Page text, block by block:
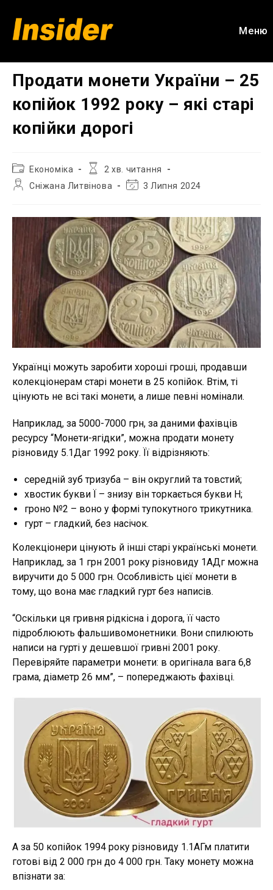
вмісту
Меню
Продати монети України – 25
копійок 1992 року – які старі
копійки дорогі
Категорія
запису:
Економіка
Час
2 хв. читання
АвторСніжана Литвінова
Остання3 Липня 2024
Українці можуть заробити хороші гроші, продавши
колекціонерам старі монети в 25 копійок. Втім, ті
цінують не всі такі монети, а лише певні номінали.
Наприклад, за 5000-7000 грн, за даними фахівців
ресурсу “Монети-ягідки”, можна продати монету
різновиду 5.1Даг 1992 року. Її відрізняють:
середній зуб тризуба – він округлий та товстий;
хвостик букви Ї – знизу він торкається букви Н;
гроно №2 – воно у формі тупокутного трикутника.
гурт – гладкий, без насічок.
Колекціонери цінують й інші старі українські монети.
Наприклад, за 1 грн 2001 року різновиду 1АДг можна
виручити до 5 000 грн. Особливість цієї монети в
тому, що вона має гладкий гурт без написів.
“Оскільки ця гривня рідкісна і дорога, її часто
підроблюють фальшивомонетники. Вони спилюють
написи на гурті у дешевшої гривні 2001 року.
Перевіряйте параметри монети: в оригінала вага 6,8
грама, діаметр 26 мм”, – попереджають фахівці.
А за 50 копійок 1994 року різновиду 1.1АГм платити
готові від 2 000 грн до 4 000 грн. Таку монету можна
впізнати за: